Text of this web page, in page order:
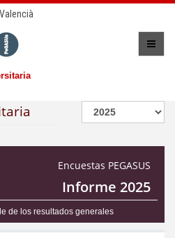
Valencià
Encuestas PEGASUS
Informe 2025
de los resultados generales